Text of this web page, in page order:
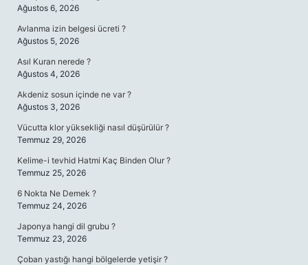
Ağustos 6, 2026
Avlanma izin belgesi ücreti ?
Ağustos 5, 2026
Asıl Kuran nerede ?
Ağustos 4, 2026
Akdeniz sosun içinde ne var ?
Ağustos 3, 2026
Vücutta klor yüksekliği nasıl düşürülür ?
Temmuz 29, 2026
Kelime-i tevhid Hatmi Kaç Binden Olur ?
Temmuz 25, 2026
6 Nokta Ne Demek ?
Temmuz 24, 2026
Japonya hangi dil grubu ?
Temmuz 23, 2026
Çoban yastığı hangi bölgelerde yetişir ?